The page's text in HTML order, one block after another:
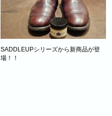
SADDLEUPシリーズから新商品が登
場！！